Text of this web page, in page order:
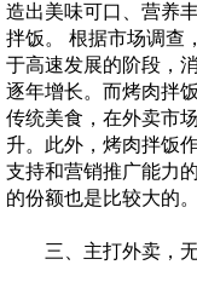
造出美味可口、营养
拌饭。 根据市场调查
于高速发展的阶段，
逐年增长。而烤肉拌
传统美食，在外卖市
升。此外，烤肉拌饭
支持和营销推广能力
的份额也是比较大的。
三、主打外卖，无